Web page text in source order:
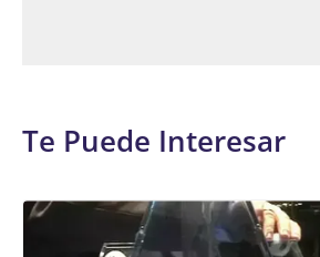
Te Puede Interesar